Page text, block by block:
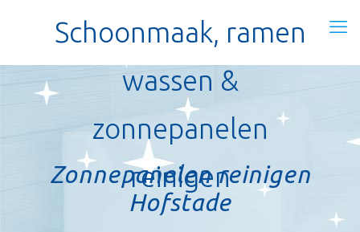
Schoonmaak, ramen
wassen &
zonnepanelen
reinigen
Zonnepanelen reinigen
Hofstade